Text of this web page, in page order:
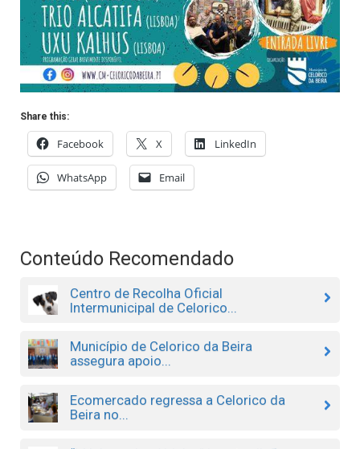
Share this:
Facebook X LinkedIn
WhatsApp Email
Conteúdo Recomendado
Centro de Recolha Oficial
Intermunicipal de Celorico...
Município de Celorico da Beira
assegura apoio...
Ecomercado regressa a Celorico da
Beira no...